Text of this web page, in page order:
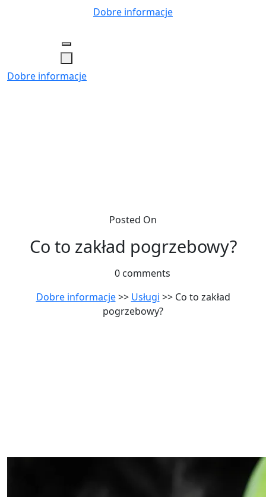
Dobre informacje
Dobre informacje
Posted On
Co to zakład pogrzebowy?
0 comments
Dobre informacje>> Usługi >> Co to zakład
pogrzebowy?